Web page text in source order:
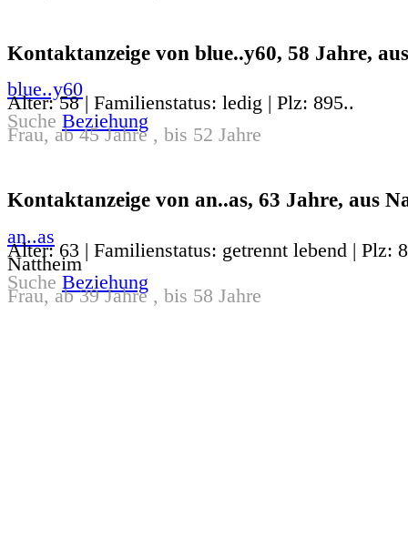
Kontaktanzeige von blue..y60, 58 Jahre, aus
blue..y60
Alter: 58 | Familienstatus: ledig | Plz: 895..
Suche Beziehung
Frau, ab 45 Jahre , bis 52 Jahre
Kontaktanzeige von an..as, 63 Jahre, aus
an..as
Alter: 63 | Familienstatus: getrennt lebend | Plz:
Nattheim
Suche Beziehung
Frau, ab 39 Jahre , bis 58 Jahre